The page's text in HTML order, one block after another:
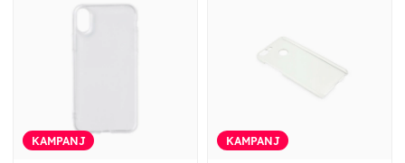
KAMPANJ KAMPANJ